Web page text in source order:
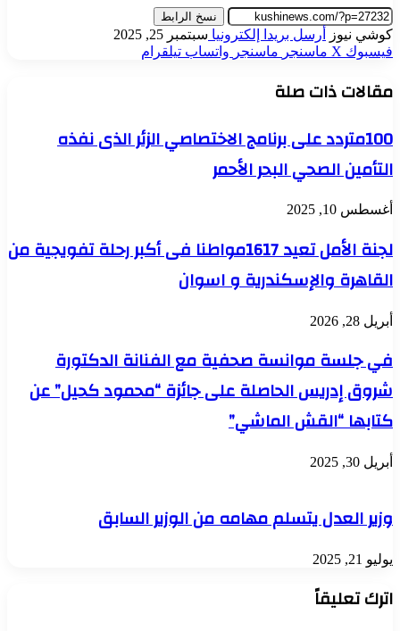
نسخ الرابط
كوشي نيوز أرسل بريدا إلكترونيا سبتمبر 25, 2025
فيسبوك ‫X ماسنجر ماسنجر واتساب تيلقرام
مقالات ذات صلة
100متردد على برنامج الاختصاصي الزئر الذى نفذه
التأمين الصحي البحر الأحمر
أغسطس 10, 2025
لجنة الأمل تعيد 1617مواطنا فى أكبر رحلة تفويجية من
القاهرة والإسكندرية و اسوان
أبريل 28, 2026
في جلسة موانسة صحفية مع الفنانة الدكتورة
شروق إدريس الحاصلة على جائزة “محمود كحيل” عن
كتابها “القش الماشي”
أبريل 30, 2025
وزير العدل يتسلم مهامه من الوزير السابق
يوليو 21, 2025
اترك تعليقاً